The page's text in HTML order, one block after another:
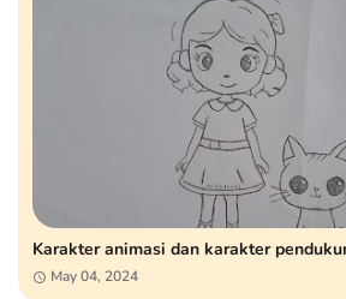
Karakter animasi dan karakter
May 04, 2024